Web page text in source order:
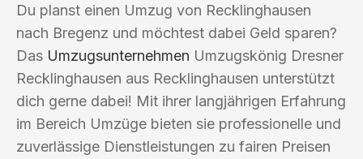
Du planst einen Umzug von Recklinghausen
nach Bregenz und möchtest dabei Geld sparen?
Das Umzugsunternehmen Umzugskönig Dresner
Recklinghausen aus Recklinghausen unterstützt
dich gerne dabei! Mit ihrer langjährigen Erfahrung
im Bereich Umzüge bieten sie professionelle und
zuverlässige Dienstleistungen zu fairen Preisen